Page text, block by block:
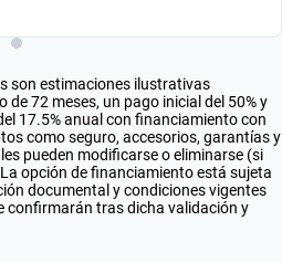
son estimaciones ilustrativas
72 meses, un pago inicial del 50% y
17.5% anual con financiamiento con
como seguro, accesorios, garantías y
pueden modificarse o eliminarse (si
opción de financiamiento está sujeta
documental y condiciones vigentes
confirmarán tras dicha validación y